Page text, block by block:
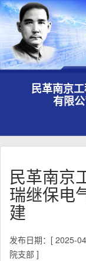
民革南京
有限
民革南京
瑞继保电
建
发布日期：[ 2025-
院支部 ]